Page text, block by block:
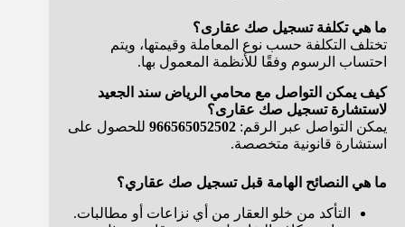
ما هي تكلفة تسجيل صك عقارى؟
تختلف التكلفة حسب نوع المعاملة وقيمتها، ويتم
احتساب الرسوم وفقًا للأنظمة المعمول بها.
كيف يمكن التواصل مع محامي الرياض سند الجعيد
لاستشارة تسجيل صك عقارى؟
يمكن التواصل عبر الرقم: 966565052502 للحصول على
استشارة قانونية متخصصة.
ما هي النصائح الهامة قبل تسجيل صك عقاري؟
التأكد من خلو العقار من أي نزاعات أو مطالبات.